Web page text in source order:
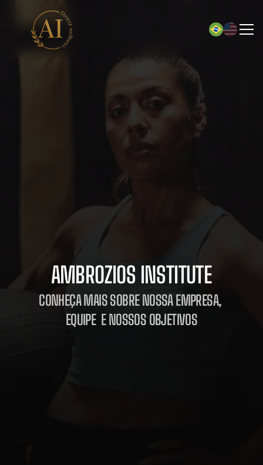
AMBROZIOS INSTITUTE
CONHEÇA MAIS SOBRE NOSSA EMPRESA,
EQUIPE  E NOSSOS OBJETIVOS